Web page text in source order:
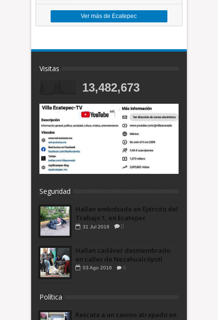
Ver más de Ecatepec
Visitas
13,482,673
Seguridad
Hallan embolsado en Ejército del
Trabajo 1, en Ecatepec
31 Jul 2016 0
Hallan cadáver desmembrado
en calles de Nezahualcóyotl
03 Ago 2016 0
Política
Rescata a un canino atrapado en